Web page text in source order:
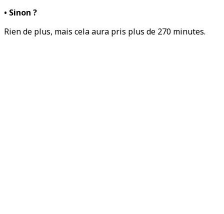
• Sinon ?
Rien de plus, mais cela aura pris plus de 270 minutes.